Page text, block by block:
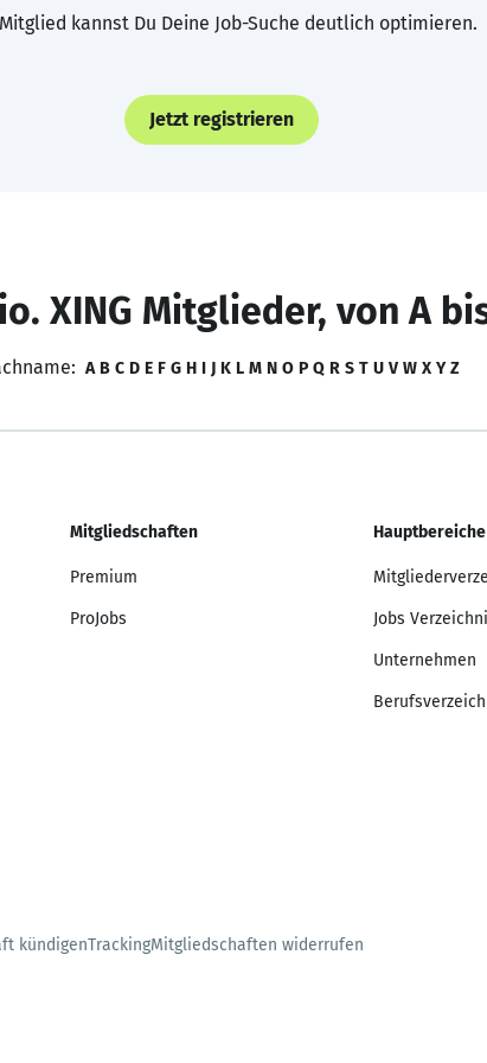
kannst Du Deine Job-Suche deutlich optimieren.
Jetzt registrieren
XING Mitglieder, von A
A B C D E F G H I J K L M N O P Q R S T U V W X Y Z
Mitgliedschaften
Premium
ProJobs
Hauptbereiche
Jobs
Unternehmen
kündigenTrackingMitgliedschaften widerrufen